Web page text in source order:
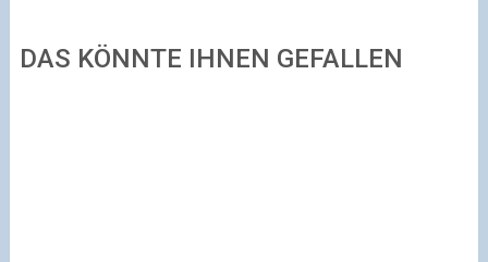
DAS KÖNNTE IHNEN GEFALLEN